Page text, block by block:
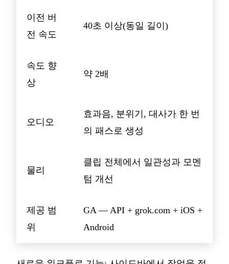
이전 버
전 속도
40초 이상(동일 길이)
속도 향
상
약 2배
오디오
효과음, 분위기, 대사가 한 번
의 패스로 생성
물리
클립 전체에서 일관성과 모멘
텀 개선
제공 범
위
GA — API + grok.com + iOS +
Android